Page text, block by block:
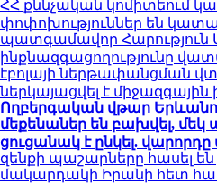
ՀՀ քննչական կոմիտեում
փոփոխություններ են
պատգամավոր Հարություն
ինքնազգացողությունը
էբոլայի ներթափանցման
ներկայացվել է
Ողբերգական վթար
մեքենաներ են բախվել, մեկ
ցուցանակ է ընկել. վարորդը
զենքի պաշարները հասել
մակարդակի Իրանի հետ